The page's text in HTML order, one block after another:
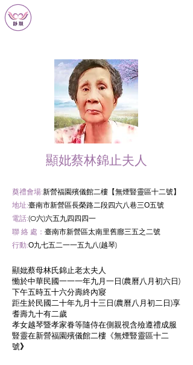
顯妣蔡林錦止夫人
奠禮會場:新營福園殯儀館二樓【無煙豎靈區十二號】
地址:臺南市新營區長榮路二段四六八巷三Ο五號
電話:(O六)六五九四四四一
聯 絡 處： 臺南市新營區太南里舊廍三五之二號
行動:Ο九七五二一一五九八(越琴)
顯妣蔡母林氏錦止老太夫人
慟於中華民國一一一年九月一日(農曆八月初六日)
下午五時五十六分壽終內寢
距生於民國二十年九月十三日(農曆八月初二日)享
耆壽九十有二歲
孝女越琴暨孝家眷等隨侍在側親視含殮遵禮成服
豎靈在新營福園殯儀館二樓《無煙豎靈區十二
號》